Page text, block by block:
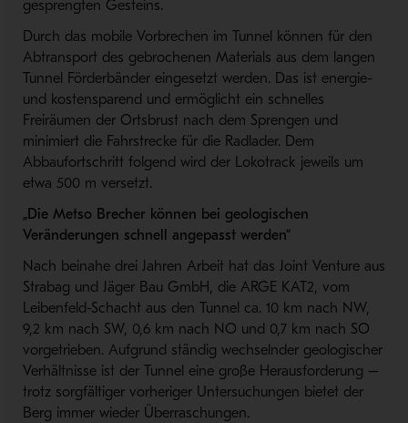
gesprengten Gesteins.
Durch das mobile Vorbrechen im Tunnel können für den
Abtransport des gebrochenen Materials aus dem langen
Tunnel Förderbänder eingesetzt werden. Das ist energie-
und kostensparend und ermöglicht ein schnelles
Freiräumen der Ortsbrust nach dem Sprengen und
minimiert die Fahrstrecke für die Radlader. Dem
Abbaufortschritt folgend wird der Lokotrack jeweils um
etwa 500 m versetzt.
„Die Metso Brecher können bei geologischen
Veränderungen schnell angepasst werden“
Nach beinahe drei Jahren Arbeit hat das Joint Venture aus
Strabag und Jäger Bau GmbH, die ARGE KAT2, vom
Leibenfeld-Schacht aus den Tunnel ca. 10 km nach NW,
9,2 km nach SW, 0,6 km nach NO und 0,7 km nach SO
vorgetrieben. Aufgrund ständig wechselnder geologischer
Verhältnisse ist der Tunnel eine große Herausforderung –
trotz sorgfältiger vorheriger Untersuchungen bietet der
Berg immer wieder Überraschungen.